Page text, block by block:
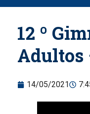
content
12 º
Adultos
14/05/2021